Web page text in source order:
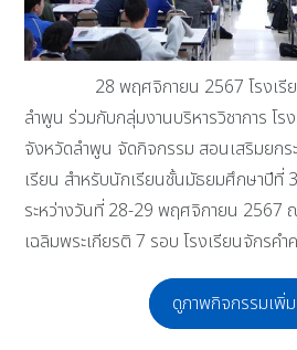
28 พฤศจิกายน 2567 โรงเรียน
ลำพูน ร่วมกับกลุ่มงานบริหารวิชาการ โ
จังหวัดลำพูน จัดกิจกรรม สอนเสริมยกร
เรียน สำหรับนักเรียนชั้นมัธยมศึกษาปีที่
ระหว่างวันที่ 28-29 พฤศจิกายน 2567
เฉลิมพระเกียรติ 7 รอบ โรงเรียนจักรค
ดูภาพกิจกรรมเพิ่